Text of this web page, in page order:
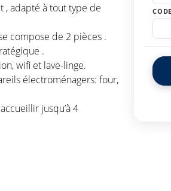
, adapté à tout type de
compose de 2 pièces .
.
wifi et lave-linge.
électroménagers: four,
jusqu’à 4